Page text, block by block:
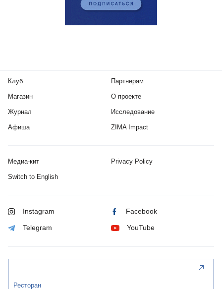
Клуб
Магазин
Журнал
Афиша
Партнерам
О проекте
Исследование
ZIMA Impact
Медиа-кит Privacy Policy
Switch to English
Instagram Facebook
Telegram YouTube
Ресторан